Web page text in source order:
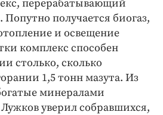
года
перерабатывающий
Попутно получается биогаз,
и освещение
комплекс способен
столько, сколько
1,5 тонн мазута. Из
минералами
уверил собравшихся,